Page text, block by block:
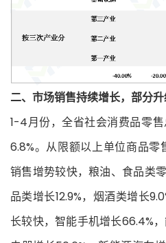
二、市场销售持续增长，部分
1-4月份，全省社会消费品零
6.8%。从限额以上单位商品
销售增势较快，粮油、食品类
品类增长12.9%，烟酒类增长
长较快，智能手机增长66.4%